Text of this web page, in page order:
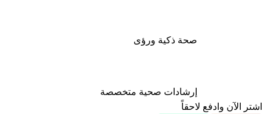
صحة ذكية ورؤى
إرشادات صحية متخصصة
اشتر الآن وادفع لاحقاً